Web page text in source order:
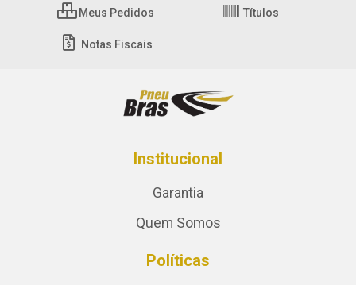
Meus Pedidos Títulos
Notas Fiscais
Institucional
Garantia
Quem Somos
Políticas